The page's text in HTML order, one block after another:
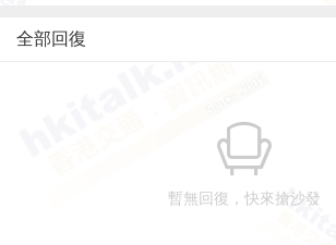
全部回復
暫無回復，快來搶沙發